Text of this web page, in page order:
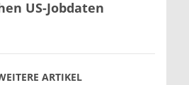
ARTIKEL
zurückweiter
US-Jobdaten